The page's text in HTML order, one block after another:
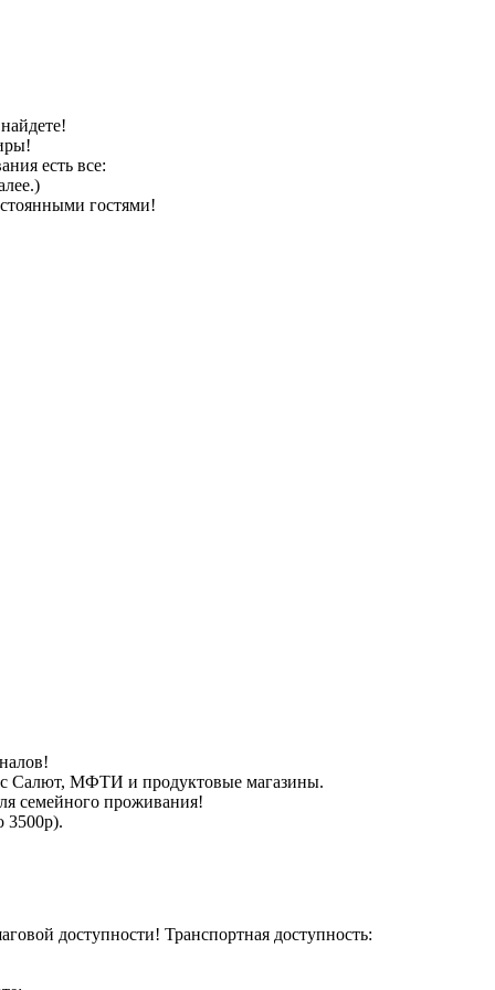
есть все:
гостями!
Салют, МФТИ и продуктовые магазины.
семейного проживания!
3500р).
доступности! Транспортная доступность: